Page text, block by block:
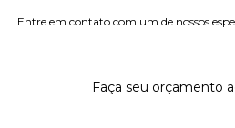
Entre em contato com um de nossos
Faça seu orçamento